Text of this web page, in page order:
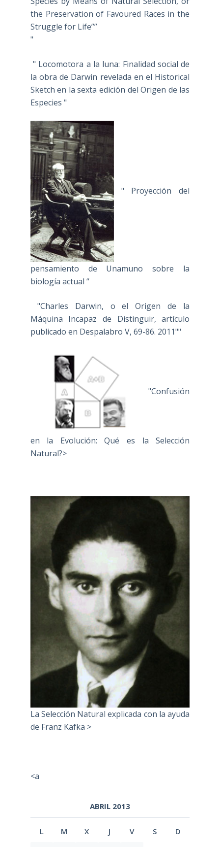
the Preservation of Favoured Races in the
Struggle for Life””
"
" Locomotora a la luna: Finalidad social de
la obra de Darwin revelada en el Historical
Sketch en la sexta edición del Origen de las
Especies "
" Proyección del
pensamiento de Unamuno sobre la
biología actual “
"Charles Darwin, o el Origen de la
Máquina Incapaz de Distinguir, artículo
publicado en Despalabro V, 69-86. 2011""
"Confusión
en la Evolución: Qué es la Selección
Natural?>
La Selección Natural explicada con la ayuda
de Franz Kafka >
<a
ABRIL 2013
L M X J V S D